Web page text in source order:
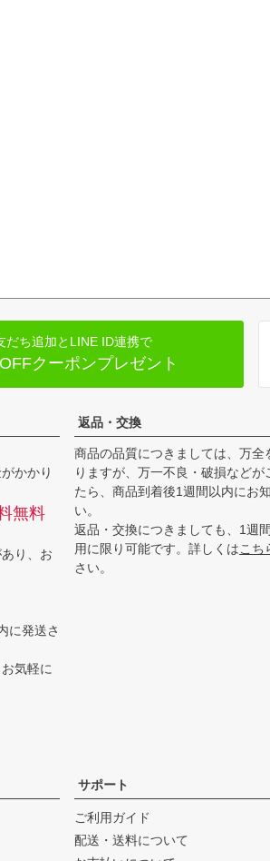
だち追加とLINE ID連携で
クーポンプレゼント
かかり
無料
り、お
に発送さ
気軽に
返品・交換
商品の品質につきましては、万全
りますが、万一不良・破損などが
たら、商品到着後1週間以内にお
い。
返品・交換につきましても、1週
用に限り可能です。詳しくはこち
さい。
サポート
ご利用ガイド
配送・送料について